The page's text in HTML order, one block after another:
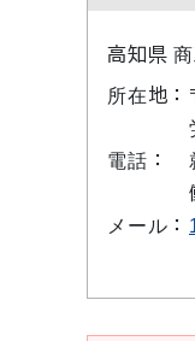
高知県
所在地：
電話：
メール：